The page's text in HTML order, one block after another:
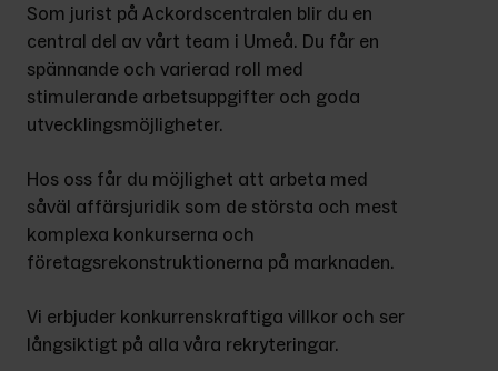
Som jurist på Ackordscentralen blir du en
central del av vårt team i Umeå. Du får en
spännande och varierad roll med
stimulerande arbetsuppgifter och goda
utvecklingsmöjligheter.
Hos oss får du möjlighet att arbeta med
såväl affärsjuridik som de största och mest
komplexa konkurserna och
företagsrekonstruktionerna på marknaden.
Vi erbjuder konkurrenskraftiga villkor och ser
långsiktigt på alla våra rekryteringar.